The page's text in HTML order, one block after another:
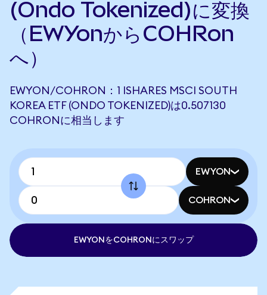
(Ondo Tokenized)に変換
（EWYonからCOHRon
へ）
EWYON/COHRON：1 ISHARES MSCI SOUTH
KOREA ETF (ONDO TOKENIZED)は0.507130
COHRONに相当します
EWYON
COHRON
EWYONをCOHRONにスワップ